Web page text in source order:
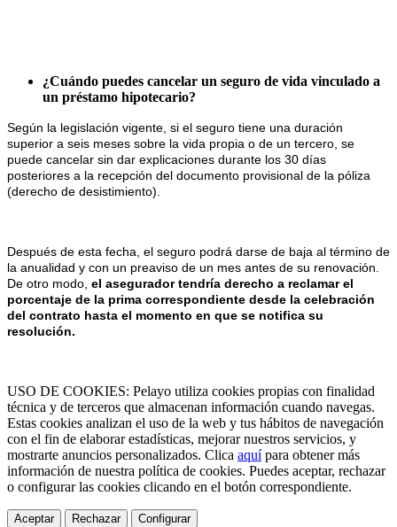
¿Cuándo puedes cancelar un seguro de vida vinculado a
un préstamo hipotecario?
Según la legislación vigente, si el seguro tiene una duración
superior a seis meses sobre la vida propia o de un tercero, se
puede cancelar sin dar explicaciones durante los 30 días
posteriores a la recepción del documento provisional de la póliza
(derecho de desistimiento).
Después de esta fecha, el seguro podrá darse de baja al término de
la anualidad y con un preaviso de un mes antes de su renovación.
De otro modo, el asegurador tendría derecho a reclamar el
porcentaje de la prima correspondiente desde la celebración
del contrato hasta el momento en que se notifica su
resolución.
USO DE COOKIES: Pelayo utiliza cookies propias con finalidad
técnica y de terceros que almacenan información cuando navegas.
Estas cookies analizan el uso de la web y tus hábitos de navegación
con el fin de elaborar estadísticas, mejorar nuestros servicios, y
mostrarte anuncios personalizados. Clica aquípara obtener más
información de nuestra política de cookies. Puedes aceptar, rechazar
o configurar las cookies clicando en el botón correspondiente.
Aceptar Rechazar Configurar